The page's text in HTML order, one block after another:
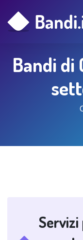
Bandi di
Servizi